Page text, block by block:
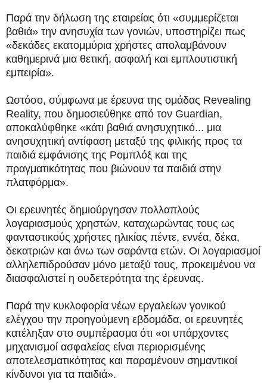
Παρά την δήλωση της εταιρείας ότι «συμμερίζεται
βαθιά» την ανησυχία των γονιών, υποστηρίζει πως
«δεκάδες εκατομμύρια χρήστες απολαμβάνουν
καθημερινά μια θετική, ασφαλή και εμπλουτιστική
εμπειρία».
Ωστόσο, σύμφωνα με έρευνα της ομάδας Revealing
Reality, που δημοσιεύθηκε από τον Guardian,
αποκαλύφθηκε «κάτι βαθιά ανησυχητικό... μια
ανησυχητική αντίφαση μεταξύ της φιλικής προς τα
παιδιά εμφάνισης της Ρομπλόξ και της
πραγματικότητας που βιώνουν τα παιδιά στην
πλατφόρμα».
Οι ερευνητές δημιούργησαν πολλαπλούς
λογαριασμούς χρηστών, καταχωρώντας τους ως
φανταστικούς χρήστες ηλικίας πέντε, εννέα, δέκα,
δεκατριών και άνω των σαράντα ετών. Οι λογαριασμοί
αλληλεπιδρούσαν μόνο μεταξύ τους, προκειμένου να
διασφαλιστεί η ουδετερότητα της έρευνας.
Παρά την κυκλοφορία νέων εργαλείων γονικού
ελέγχου την προηγούμενη εβδομάδα, οι ερευνητές
κατέληξαν στο συμπέρασμα ότι «οι υπάρχοντες
μηχανισμοί ασφαλείας είναι περιορισμένης
αποτελεσματικότητας και παραμένουν σημαντικοί
κίνδυνοι για τα παιδιά».